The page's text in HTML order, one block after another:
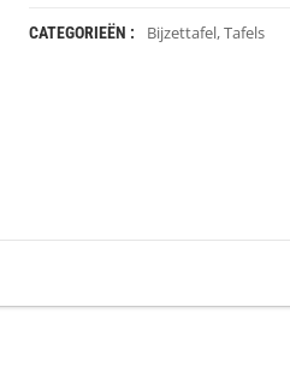
CATEGORIEËN : Bijzettafel,Tafels